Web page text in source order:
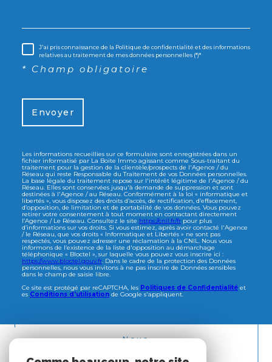
J'ai pris connaissance de la Politique de confidentialité et des informations
relatives au traitement de mes données personnelles (*)*
* Champ obligatoire
Envoyer
Les informations recueillies sur ce formulaire sont enregistrées dans un
fichier informatisé par La Boite Immo agissant comme Sous-traitant du
traitement pour la gestion de la clientèle/prospects de l'Agence / du
Réseau qui reste Responsable du Traitement de vos Données personnelles.
La base légale du traitement repose sur l'intérêt légitime de l'Agence / du
Réseau. Elles sont conservées jusqu'à demande de suppression et sont
destinées à l'Agence / au Réseau. Conformément à la loi « informatique et
libertés », vous disposez des droits d’accès, de rectification, d’effacement,
d’opposition, de limitation et de portabilité de vos données. Vous pouvez
retirer votre consentement à tout moment en contactant directement
l’Agence / Le Réseau. Consultez le site https://cnil.fr/fr pour plus
d’informations sur vos droits. Si vous estimez, après avoir contacté l'Agence
/ le Réseau, que vos droits « Informatique et Libertés » ne sont pas
respectés, vous pouvez adresser une réclamation à la CNIL. Nous vous
informons de l’existence de la liste d'opposition au démarchage
téléphonique « Bloctel », sur laquelle vous pouvez vous inscrire ici :
https://www.bloctel.gouv.fr. Dans le cadre de la protection des Données
personnelles, nous vous invitons à ne pas inscrire de Données sensibles
dans le champ de saisie libre.
Ce site est protégé par reCAPTCHA, les Politiques de Confidentialité et
es Conditions d'utilisation de Google s'appliquent.
Nous